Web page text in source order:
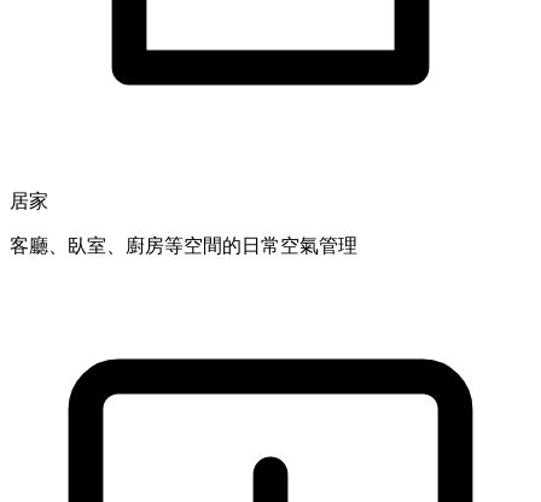
居家
客廳、臥室、廚房等空間的日常空氣管理